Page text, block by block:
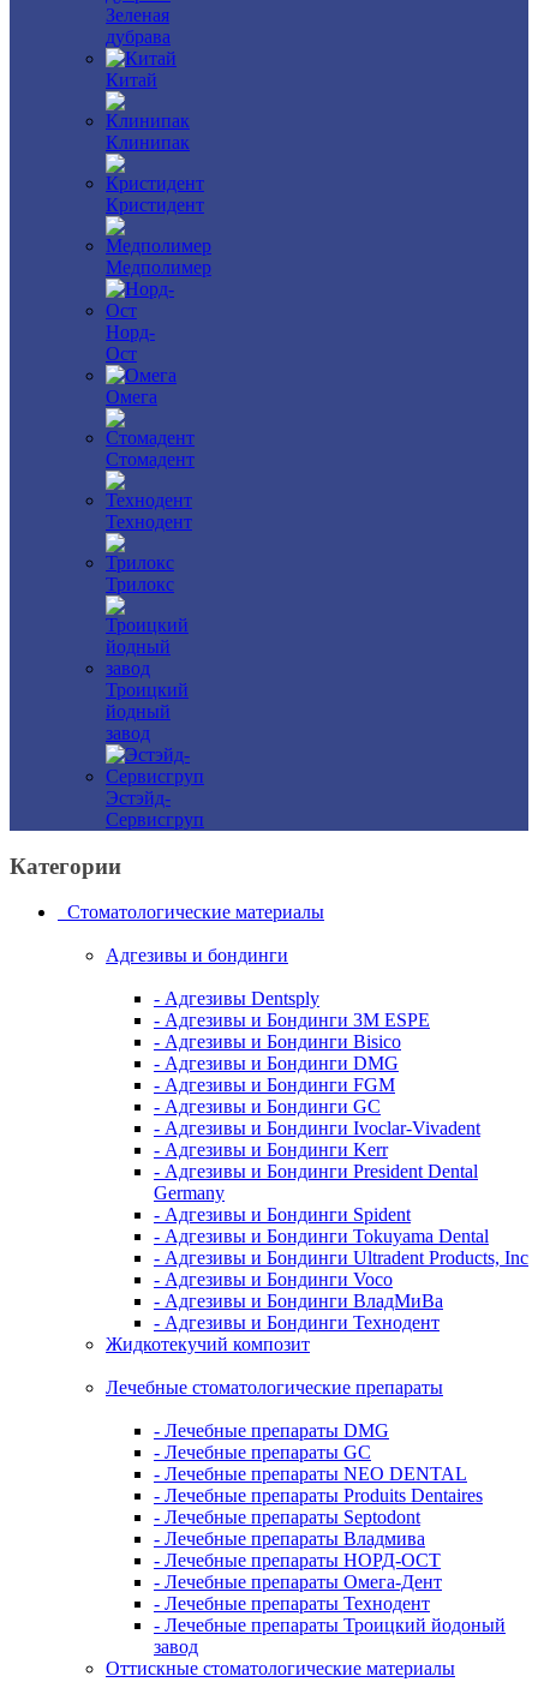
Зеленая
дубрава
Китай
Клинипак
Кристидент
Медполимер
Норд-
Ост
Омега
Стомадент
Технодент
Трилокс
Троицкий
йодный
завод
Эстэйд-
Сервисгруп
Категории
Стоматологические материалы
Адгезивы и бондинги
- Адгезивы Dentsply
- Адгезивы и Бондинги 3M ESPE
- Адгезивы и Бондинги Bisico
- Адгезивы и Бондинги DMG
- Адгезивы и Бондинги FGM
- Адгезивы и Бондинги GC
- Адгезивы и Бондинги Ivoclar-Vivadent
- Адгезивы и Бондинги Kerr
- Адгезивы и Бондинги President Dental
Germany
- Адгезивы и Бондинги Spident
- Адгезивы и Бондинги Tokuyama Dental
- Адгезивы и Бондинги Ultradent Products, Inc
- Адгезивы и Бондинги Voco
- Адгезивы и Бондинги ВладМиВа
- Адгезивы и Бондинги Технодент
Жидкотекучий композит
Лечебные стоматологические препараты
- Лечебные препараты DMG
- Лечебные препараты GC
- Лечебные препараты NEO DENTAL
- Лечебные препараты Produits Dentaires
- Лечебные препараты Septodont
- Лечебные препараты Владмива
- Лечебные препараты НОРД-ОСТ
- Лечебные препараты Омега-Дент
- Лечебные препараты Технодент
- Лечебные препараты Троицкий йодоный
завод
Оттискные стоматологические материалы